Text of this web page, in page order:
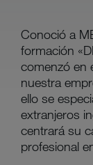
Conoció a
formación
comenzó en
nuestra
ello se
extranjeros
centrará su
profesional